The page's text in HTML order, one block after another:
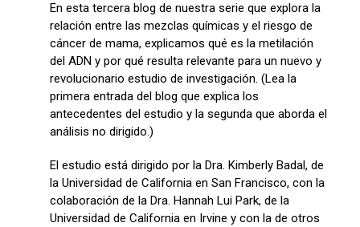
En esta tercera blog de nuestra serie que explora la
relación entre las mezclas químicas y el riesgo de
cáncer de mama, explicamos qué es la metilación
del ADN y por qué resulta relevante para un nuevo y
revolucionario estudio de investigación. (Lea la
primera entrada del blog que explica los
antecedentes del estudio y la segunda que aborda el
análisis no dirigido.)
El estudio está dirigido por la Dra. Kimberly Badal, de
la Universidad de California en San Francisco, con la
colaboración de la Dra. Hannah Lui Park, de la
Universidad de California en Irvine y con la de otros